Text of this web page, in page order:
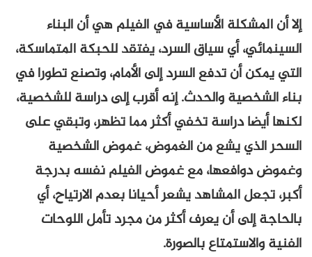
إلا أن المشكلة الأساسية في الفيلم هي أن البناء
السينمائي، أي سياق السرد، يفتقد للحبكة المتماسكة،
التي يمكن أن تدفع السرد إلى الأمام، وتصنع تطورا في
بناء الشخصية والحدث. إنه أقرب إلى دراسة للشخصية،
لكنها أيضا دراسة تخفي أكثر مما تظهر، وتبقي على
السحر الذي يشع من الغموض، غموض الشخصية
وغموض دوافعها، مع غموض الفيلم نفسه بدرجة
أكبر، تجعل المشاهد يشعر أحيانا بعدم الارتياح، أي
بالحاجة إلى أن يعرف أكثر من مجرد تأمل اللوحات
الفنية والاستمتاع بالصورة.